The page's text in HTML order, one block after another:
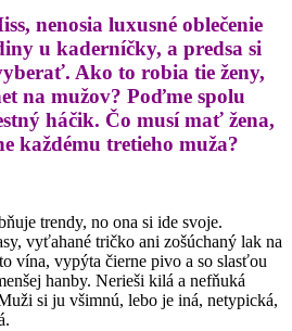
nenosia luxusné oblečenie
u kaderníčky, a predsa si
Ako to robia tie ženy,
na mužov? Poďme spolu
háčik. Čo musí mať žena,
každému tretieho muža?
trendy, no ona si ide svoje.
vyťahané tričko ani zošúchaný lak na
vína, vypýta čierne pivo a so slasťou
hanby. Nerieši kilá a nefňuká
si ju všimnú, lebo je iná, netypická,